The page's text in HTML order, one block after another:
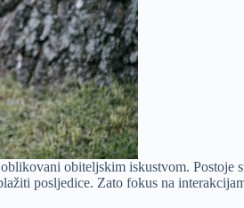
obiteljskim iskustvom. Postoje
posljedice. Zato fokus na